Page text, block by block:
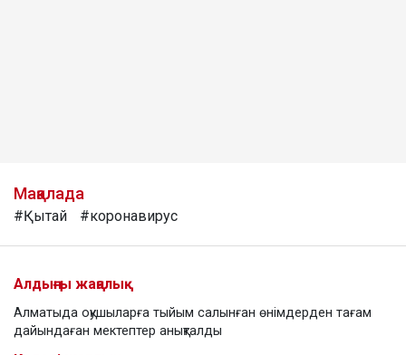
Мақалада
#Қытай #коронавирус
Алдыңғы жаңалық
Алматыда оқушыларға тыйым салынған өнімдерден тағам
дайындаған мектептер анықталды